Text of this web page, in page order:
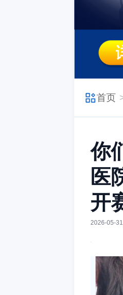
首页
你
医
开
2026-05-